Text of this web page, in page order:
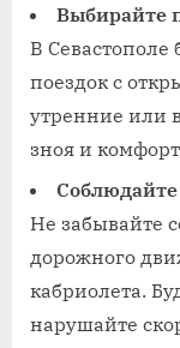
Выбирайте
В Севастополе
поездок с
утренние или
зноя и
Не забывайте
дорожного
кабриолета.
нарушайте